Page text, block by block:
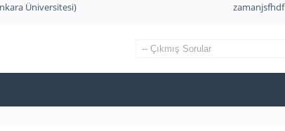
Üniversitesi) zamanjsfhdf